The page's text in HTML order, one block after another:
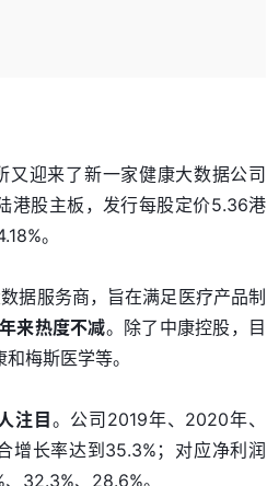
迎来了新一家健康大数据公司
港股主板，发行每股定价5.36港
。
据服务商，旨在满足医疗产品制
来热度不减。除了中康控股，目
梅斯医学等。
注目 。公司2019年、2020年、
增长率达到35.3%；对应净利润
32.3%、28.6%。